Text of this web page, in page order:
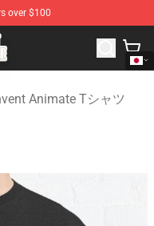
over $100
Invent Animate
Animate Tシャツ